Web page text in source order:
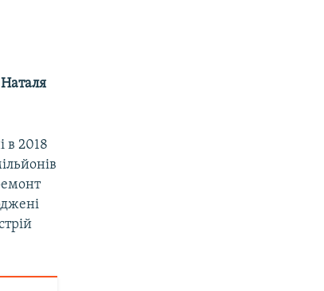
Наталя
в 2018